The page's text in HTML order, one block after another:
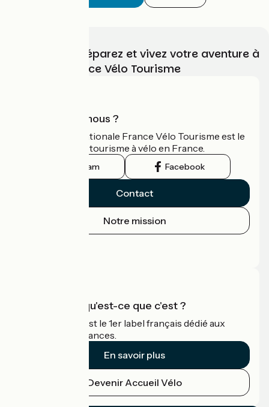
Choisissez, préparez et vivez votre aventure à
vélo avec France Vélo Tourisme
Qui sommes-nous ?
L'association nationale France Vélo Tourisme est le
guide officiel du tourisme à vélo en France.
Instagram Facebook
Contact
Notre mission
Accueil Vélo qu'est-ce que c'est ?
Accueil Vélo c'est le 1er label français dédié aux
cyclistes en vacances.
En savoir plus
Devenir Accueil Vélo